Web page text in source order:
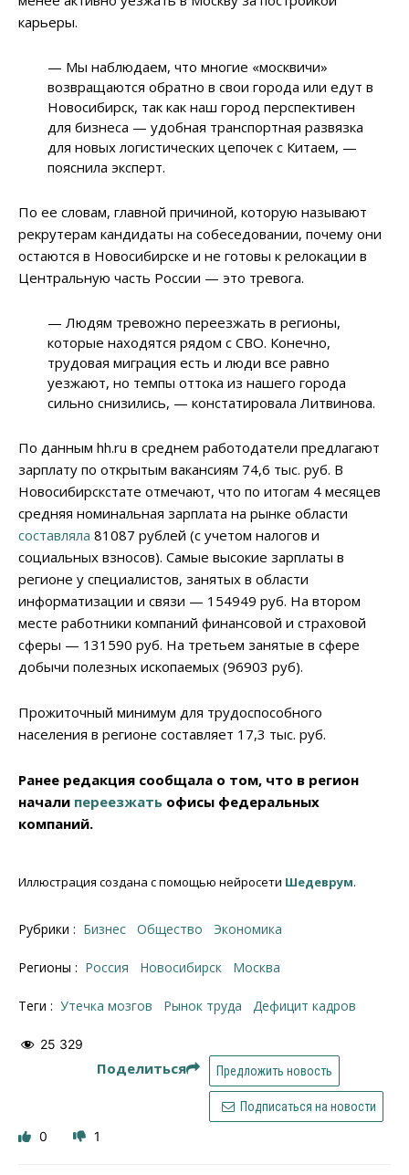
карьеры.
— Мы наблюдаем, что многие «москвичи»
возвращаются обратно в свои города или едут в
Новосибирск, так как наш город перспективен
для бизнеса — удобная транспортная развязка
для новых логистических цепочек с Китаем, —
пояснила эксперт.
По ее словам, главной причиной, которую называют
рекрутерам кандидаты на собеседовании, почему они
остаются в Новосибирске и не готовы к релокации в
Центральную часть России — это тревога.
— Людям тревожно переезжать в регионы,
которые находятся рядом с СВО. Конечно,
трудовая миграция есть и люди все равно
уезжают, но темпы оттока из нашего города
сильно снизились, — констатировала Литвинова.
По данным hh.ru в среднем работодатели предлагают
зарплату по открытым вакансиям 74,6 тыс. руб. В
Новосибирскстате отмечают, что по итогам 4 месяцев
средняя номинальная зарплата на рынке области
составляла 81087 рублей (с учетом налогов и
социальных взносов). Самые высокие зарплаты в
регионе у специалистов, занятых в области
информатизации и связи — 154949 руб. На втором
месте работники компаний финансовой и страховой
сферы — 131590 руб. На третьем занятые в сфере
добычи полезных ископаемых (96903 руб).
Прожиточный минимум для трудоспособного
населения в регионе составляет 17,3 тыс. руб.
Ранее редакция сообщала о том, что в регион
начали переезжать офисы федеральных
компаний.
Иллюстрация создана с помощью нейросети Шедеврум.
Рубрики : Бизнес Общество Экономика
Регионы : Россия Новосибирск Москва
Теги : утечка мозгов рынок труда дефицит кадров
25 329
Поделиться Предложить новость
Подписаться на новости
0 1